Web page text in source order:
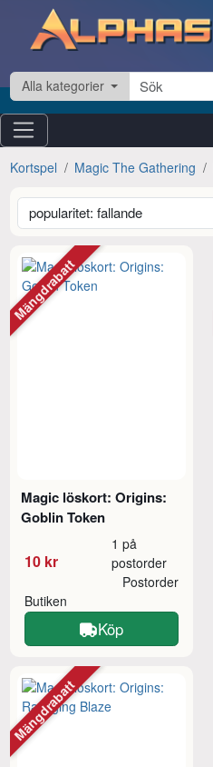
Hoppa till innehåll
Alla kategorier
Kortspel Magic The Gathering
Magic löskort: Origins:
Goblin Token
10 kr
1 på
postorder
Butiken
Postorder
Köp
Mängdrabatt
Mängdrabatt